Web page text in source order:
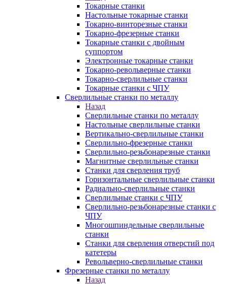
Токарные станки
Настольные токарные станки
Токарно-винторезные станки
Токарно-фрезерные станки
Токарные станки с двойным
суппортом
Электронные токарные станки
Токарно-револьверные станки
Токарно-сверлильные станки
Токарные станки с ЧПУ
Сверлильные станки по металлу
Назад
Сверлильные станки по металлу
Настольные сверлильные станки
Вертикально-сверлильные станки
Сверлильно-фрезерные станки
Сверлильно-резьбонарезные станки
Магнитные сверлильные станки
Станки для сверления труб
Горизонтальные сверлильные станки
Радиально-сверлильные станки
Сверлильные станки с ЧПУ
Сверлильно-резьбонарезные станки с
ЧПУ
Многошпиндельные сверлильные
станки
Станки для сверления отверстий под
катетеры
Револьверно-сверлильные станки
Фрезерные станки по металлу
Назад